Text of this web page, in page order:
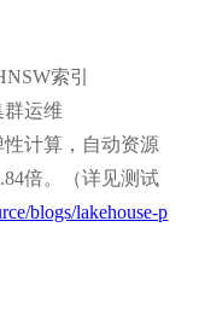
索引
运维
计算，自动资源
倍。（详见测试
blogs/lakehouse-p